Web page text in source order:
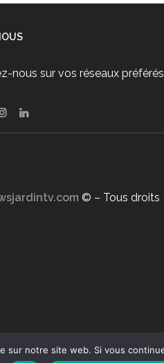
nous sur vos réseaux préférés
© – Tous droits
sur notre site web. Si vous